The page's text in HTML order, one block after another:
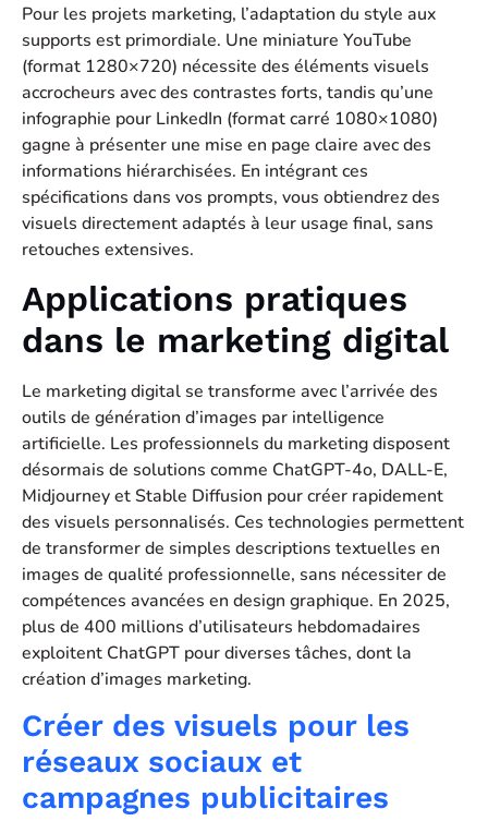
Pour les projets marketing, l’adaptation du style aux
supports est primordiale. Une miniature YouTube
(format 1280×720) nécessite des éléments visuels
accrocheurs avec des contrastes forts, tandis qu’une
infographie pour LinkedIn (format carré 1080×1080)
gagne à présenter une mise en page claire avec des
informations hiérarchisées. En intégrant ces
spécifications dans vos prompts, vous obtiendrez des
visuels directement adaptés à leur usage final, sans
retouches extensives.
Applications pratiques
dans le marketing digital
Le marketing digital se transforme avec l’arrivée des
outils de génération d’images par intelligence
artificielle. Les professionnels du marketing disposent
désormais de solutions comme ChatGPT-4o, DALL-E,
Midjourney et Stable Diffusion pour créer rapidement
des visuels personnalisés. Ces technologies permettent
de transformer de simples descriptions textuelles en
images de qualité professionnelle, sans nécessiter de
compétences avancées en design graphique. En 2025,
plus de 400 millions d’utilisateurs hebdomadaires
exploitent ChatGPT pour diverses tâches, dont la
création d’images marketing.
Créer des visuels pour les
réseaux sociaux et
campagnes publicitaires